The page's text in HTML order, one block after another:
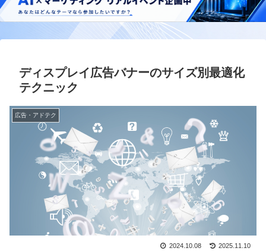
ディスプレイ広告バナーのサイズ別最適化
テクニック
広告・アドテク
2024.10.08 2025.11.10